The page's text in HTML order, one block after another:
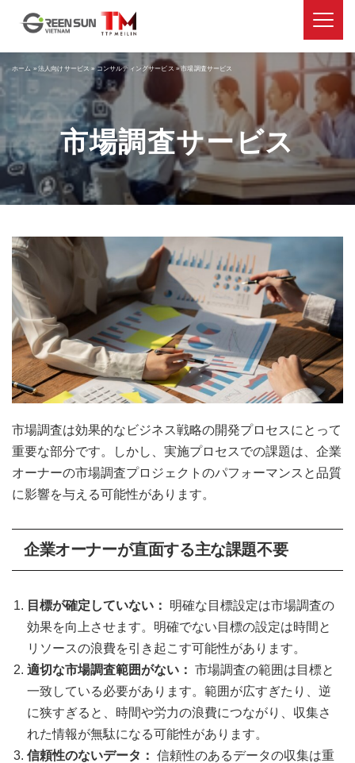
市場調査サービス
ホーム » 法人向けサービス » コンサルティングサービス »市場調査サービス
市場調査は効果的なビジネス戦略の開発プロセスにとって
重要な部分です。しかし、実施プロセスでの課題は、企業
オーナーの市場調査プロジェクトのパフォーマンスと品質
に影響を与える可能性があります。
企業オーナーが直面する主な課題不要
目標が確定していない：
明確な目標設定は市場調査の
効果を向上させます。明確でない目標の設定は時間と
リソースの浪費を引き起こす可能性があります。
適切な市場調査範囲がない：市場調査の範囲は目標と
一致している必要があります。範囲が広すぎたり、逆
に狭すぎると、時間や労力の浪費につながり、収集さ
れた情報が無駄になる可能性があります。
信頼性のないデータ：信頼性のあるデータの収集は重